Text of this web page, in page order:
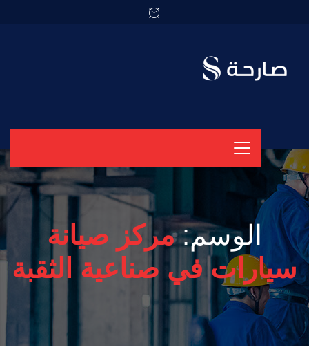
الوسم:مركز صيانة
سيارات في صناعية الثقبة